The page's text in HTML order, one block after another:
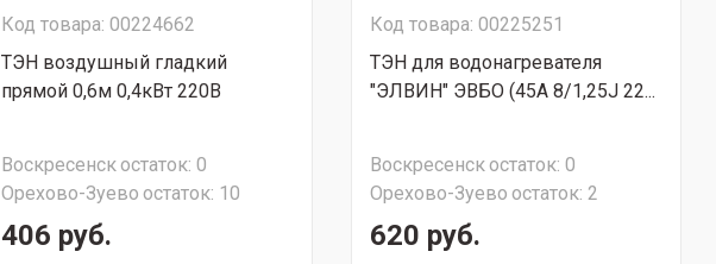
Код товара: 00224662
ТЭН воздушный гладкий
прямой 0,6м 0,4кВт 220В
Воскресенскостаток: 0
Орехово-Зуево остаток: 10
406 руб.
Код товара: 00225251
ТЭН для водонагревателя
"ЭЛВИН" ЭВБО (45А 8/1,25J 22...
Воскресенскостаток: 0
Орехово-Зуево остаток: 2
620 руб.